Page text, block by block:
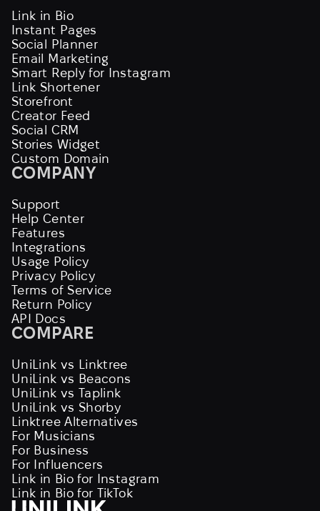
Link in Bio
Instant Pages
Social Planner
Email Marketing
Smart Reply for Instagram
Link Shortener
Storefront
Creator Feed
Social CRM
Stories Widget
Custom Domain
COMPANY
Support
Help Center
Features
Integrations
Usage Policy
Privacy Policy
Terms of Service
Return Policy
API Docs
COMPARE
UniLink vs Linktree
UniLink vs Beacons
UniLink vs Taplink
UniLink vs Shorby
Linktree Alternatives
For Musicians
For Business
For Influencers
Link in Bio for Instagram
Link in Bio for TikTok